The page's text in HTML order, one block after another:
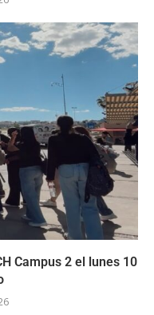
Campus 2 el lunes 10